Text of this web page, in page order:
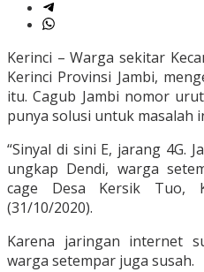
Kerinci – Warga sekitar
Kerinci Provinsi Jambi,
itu. Cagub Jambi nomor
punya solusi untuk masalah
“Sinyal di sini E, jarang 4G.
ungkap Dendi, warga
cage Desa Kersik Tuo,
(31/10/2020).
Karena jaringan internet
warga setempar juga susah.